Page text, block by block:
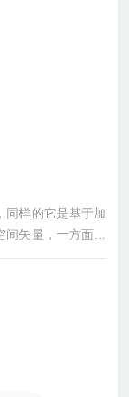
同样的它是基于加
矢量，一方面，
坐标轴上的分量；